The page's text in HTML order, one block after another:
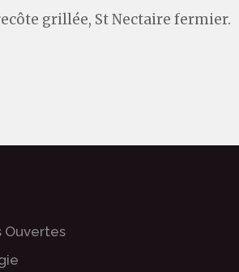
grillée, St Nectaire fermier.
Ouvertes